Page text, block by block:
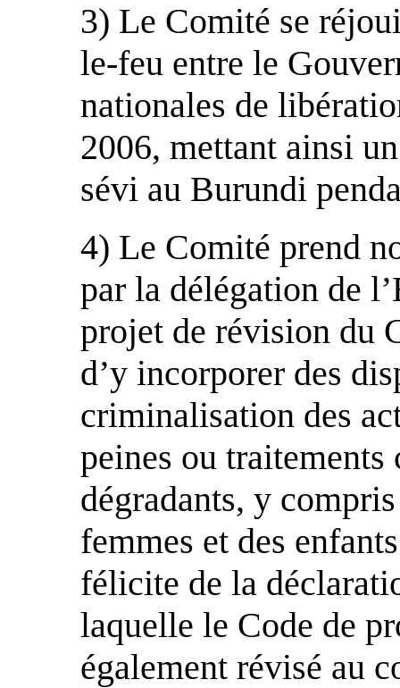
3) Le Comité se
le-feu entre le
nationales de
2006, mettant ainsi
sévi au Burundi
4) Le Comité prend
par la délégation de
projet de révision du
d’y incorporer des
criminalisation des
peines ou
dégradants, y
femmes et des
félicite de la
laquelle le Code de
également révisé au